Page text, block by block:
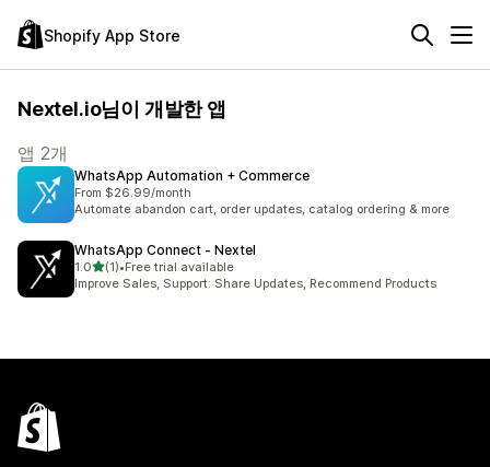
Shopify App Store
Nextel.io님이 개발한 앱
앱 2개
WhatsApp Automation + Commerce
From $26.99/month
Automate abandon cart, order updates, catalog ordering & more
WhatsApp Connect ‑ Nextel
1.0별 5개 중
(1)
총 리뷰 1개
•Free trial available
Improve Sales, Support: Share Updates, Recommend Products